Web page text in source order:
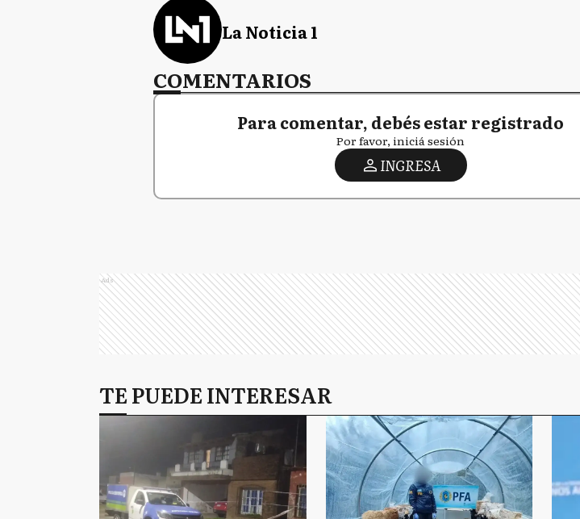
La Noticia 1
COMENTARIOS
Para comentar, debés estar registrado
Por favor, iniciá sesión
INGRESA
Ads
TE PUEDE INTERESAR